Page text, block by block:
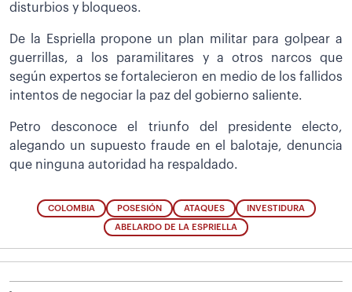
disturbios y bloqueos.
De la Espriella propone un plan militar para golpear a
guerrillas, a los paramilitares y a otros narcos que
según expertos se fortalecieron en medio de los fallidos
intentos de negociar la paz del gobierno saliente.
Petro desconoce el triunfo del presidente electo,
alegando un supuesto fraude en el balotaje, denuncia
que ninguna autoridad ha respaldado.
COLOMBIA POSESIÓN ATAQUES INVESTIDURA
ABELARDO DE LA ESPRIELLA